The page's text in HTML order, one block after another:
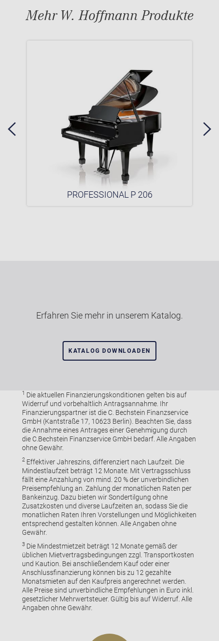
Mehr W. Hoffmann Produkte
PROFESSIONAL P 206
Erfahren Sie mehr in unserem Katalog.
KATALOG DOWNLOADEN
1 Die aktuellen Finanzierungskonditionen gelten bis auf
Widerruf und vorbehaltlich Antragsannahme. Ihr
Finanzierungspartner ist die C. Bechstein Finanzservice
GmbH (Kantstraße 17, 10623 Berlin). Beachten Sie, dass
die Annahme eines Antrages einer Genehmigung durch
die C.Bechstein Finanzservice GmbH bedarf. Alle Angaben
ohne Gewähr.
2Effektiver Jahreszins, differenziert nach Laufzeit. Die
Mindestlaufzeit beträgt 12 Monate. Mit Vertragsschluss
fällt eine Anzahlung von mind. 20 % der unverbindlichen
Preisempfehlung an. Zahlung der monatlichen Raten per
Bankeinzug. Dazu bieten wir Sondertilgung ohne
Zusatzkosten und diverse Laufzeiten an, sodass Sie die
monatlichen Raten Ihren Vorstellungen und Möglichkeiten
entsprechend gestalten können. Alle Angaben ohne
Gewähr.
3Die Mindestmietzeit beträgt 12 Monate gemäß der
üblichen Mietvertragsbedingungen zzgl. Transportkosten
und Kaution. Bei anschließendem Kauf oder einer
Anschlussfinanzierung können bis zu 12 gezahlte
Monatsmieten auf den Kaufpreis angerechnet werden.
Alle Preise sind unverbindliche Empfehlungen in Euro inkl.
gesetzlicher Mehrwertsteuer. Gültig bis auf Widerruf. Alle
Angaben ohne Gewähr.